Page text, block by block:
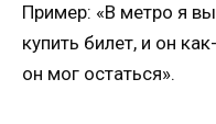
Пример: «В метро я
купить билет, и он
он мог остаться».